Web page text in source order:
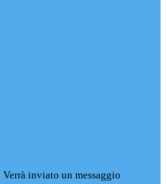
Verrà inviato un messaggio